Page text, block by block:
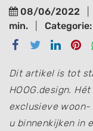
08/06/2022
min.
Delen
Facebook
Delen
Twitter
Delen
Dit artikel is tot
HOOG.design.
exclusieve woon-
u binnenkijken in